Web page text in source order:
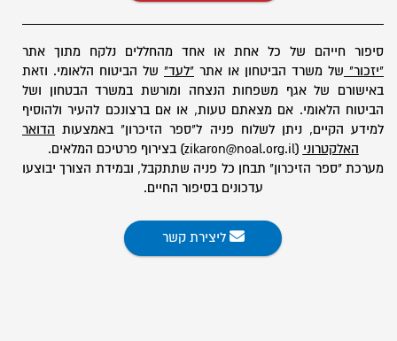
סיפור חייהם של כל אחת או אחד מהחללים נלקח מתוך אתר
"יזכור" של משרד הביטחון או אתר "לעד" של הביטוח הלאומי. וזאת
באישורם של אגף משפחות הנצחה ומורשת במשרד הבטחון ושל
הביטוח הלאומי. אם מצאתם טעות, או אם ברצונכם להעיר ולהוסיף
למידע הקיים, ניתן לשלוח פניה ל"ספר הזיכרון" באמצעות הדואר
האלקטרוני (zikaron@noal.org.il) בצירוף פרטיכם המלאים.
מערכת "ספר הזיכרון" תבחן כל פניה שתתקבל, ובמידת הצורך יבוצעו
עדכונים בסיפור החיים.
ליצירת קשר